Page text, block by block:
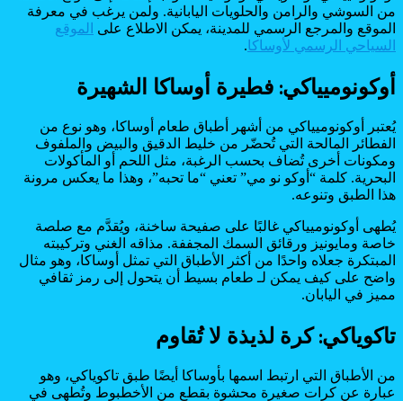
من السوشي والرامن والحلويات اليابانية. ولمن يرغب في معرفة
الموقع والمرجع الرسمي للمدينة، يمكن الاطلاع على
الموقع
السياحي الرسمي لأوساكا .
أوكونوميياكي: فطيرة أوساكا الشهيرة
يُعتبر أوكونوميياكي من أشهر أطباق طعام أوساكا، وهو نوع من
الفطائر المالحة التي تُحضّر من خليط الدقيق والبيض والملفوف
ومكونات أخرى تُضاف بحسب الرغبة، مثل اللحم أو المأكولات
البحرية. كلمة “أوكو نو مي” تعني “ما تحبه”، وهذا ما يعكس مرونة
هذا الطبق وتنوعه.
يُطهى أوكونوميياكي غالبًا على صفيحة ساخنة، ويُقدَّم مع صلصة
خاصة ومايونيز ورقائق السمك المجففة. مذاقه الغني وتركيبته
المبتكرة جعلاه واحدًا من أكثر الأطباق التي تمثل أوساكا، وهو مثال
واضح على كيف يمكن لـ طعام بسيط أن يتحول إلى رمز ثقافي
مميز في اليابان.
تاكوياكي: كرة لذيذة لا تُقاوم
من الأطباق التي ارتبط اسمها بأوساكا أيضًا طبق تاكوياكي، وهو
عبارة عن كرات صغيرة محشوة بقطع من الأخطبوط وتُطهى في